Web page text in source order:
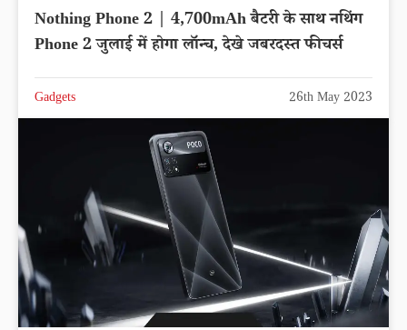
Nothing Phone 2 | 4,700mAh बैटरी के साथ नथिंग
Phone 2 जुलाई में होगा लॉन्च, देखे जबरदस्त फीचर्स
Gadgets 26th May 2023